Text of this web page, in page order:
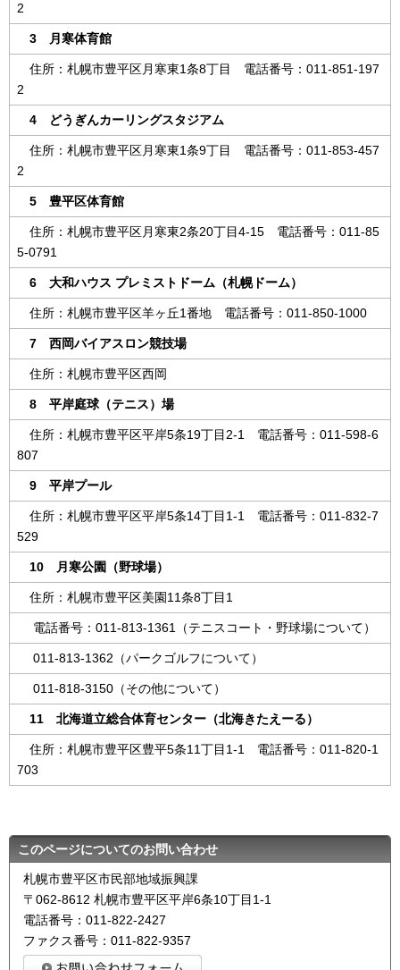
2
3 月寒体育館
住所：札幌市豊平区月寒東1条8丁目 電話番号：011-851-197
2
4 どうぎんカーリングスタジアム
住所：札幌市豊平区月寒東1条9丁目 電話番号：011-853-457
2
5 豊平区体育館
住所：札幌市豊平区月寒東2条20丁目4-15 電話番号：011-85
5-0791
6 大和ハウス プレミストドーム（札幌ドーム）
住所：札幌市豊平区羊ヶ丘1番地 電話番号：011-850-1000
7 西岡バイアスロン競技場
住所：札幌市豊平区西岡
8 平岸庭球（テニス）場
住所：札幌市豊平区平岸5条19丁目2-1 電話番号：011-598-6
807
9 平岸プール
住所：札幌市豊平区平岸5条14丁目1-1 電話番号：011-832-7
529
10 月寒公園（野球場）
住所：札幌市豊平区美園11条8丁目1
電話番号：011-813-1361（テニスコート・野球場について）
011-813-1362（パークゴルフについて）
011-818-3150（その他について）
11 北海道立総合体育センター（北海きたえーる）
住所：札幌市豊平区豊平5条11丁目1-1 電話番号：011-820-1
703
このページについてのお問い合わせ
札幌市豊平区市民部地域振興課
〒062-8612 札幌市豊平区平岸6条10丁目1-1
電話番号：011-822-2427
ファクス番号：011-822-9357